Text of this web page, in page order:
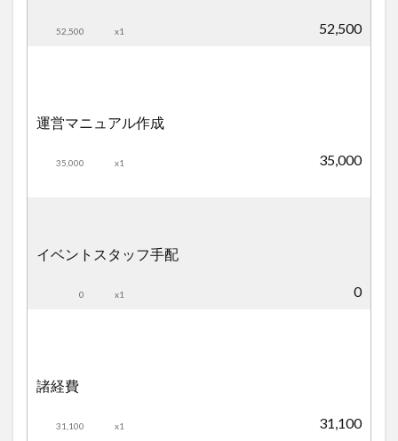
52,500 x1 52,500
運営マニュアル作成
35,000 x1 35,000
イベントスタッフ手配
0 x1 0
諸経費
31,100 x1 31,100